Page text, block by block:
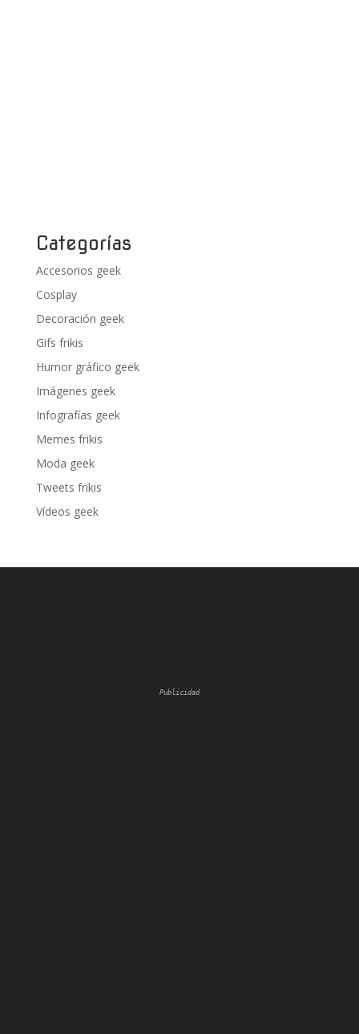
Categorías
Accesorios geek
Cosplay
Decoración geek
Gifs frikis
Humor gráfico geek
Imágenes geek
Infografías geek
Memes frikis
Moda geek
Tweets frikis
Vídeos geek
Publicidad